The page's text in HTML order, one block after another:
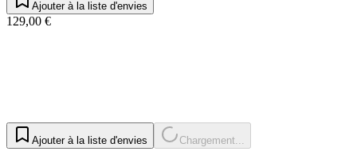
Ajouter à la liste d'envies
129,00 €
Ajouter à la liste d'envies Chargement...